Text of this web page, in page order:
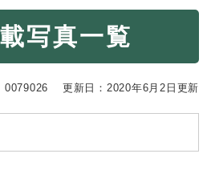
き
ニ
ひ
ル
写真一覧
0079026 更新日：2020年6月2日更新